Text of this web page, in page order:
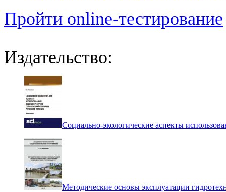
Пройти online-тестирование
Издательство:
Социально-экологические аспекты
Методические основы эксплуатации